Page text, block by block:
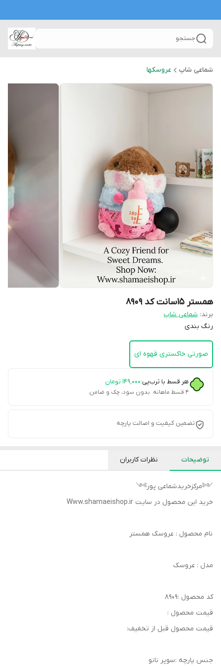
جستجو
شماعی شاپ عروسکها
همستر 15سانت کد 8909
برند: شماعی شاپ
رنگ بندی
صورتی خاکستری قهوه ای
هر قسط با ترب‌پی:۱۴۹٬۰۰۰ تومان
۴ قسط ماهانه. بدون سود، چک و ضامن.
تضمین کیفیت و اصالت پارچه
توضیحات نظرات کاربران
༺مرکزخریدشماعی پور༻
خرید این محصول در سایت Www.shamaeishop.ir
نام محصول : عروسک همستر
مدل : عروسک
کد محصول :8909
قیمت محصول :
قیمت محصول قبل از تخفیف:
جنس پارچه :سوپر نانو